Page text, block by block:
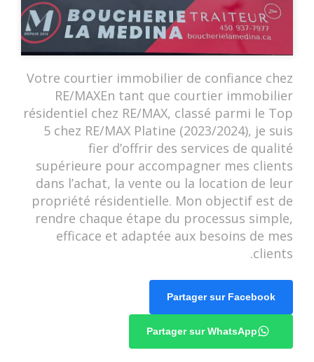
Votre courtier immobilier de confiance chez
RE/MAXEn tant que courtier immobilier
résidentiel chez RE/MAX, classé parmi le Top
5 chez RE/MAX Platine (2023/2024), je suis
fier d’offrir des services de qualité
supérieure pour accompagner mes clients
dans l’achat, la vente ou la location de leur
propriété résidentielle. Mon objectif est de
rendre chaque étape du processus simple,
efficace et adaptée aux besoins de mes
clients.
Partager sur Facebook
Partager sur WhatsApp